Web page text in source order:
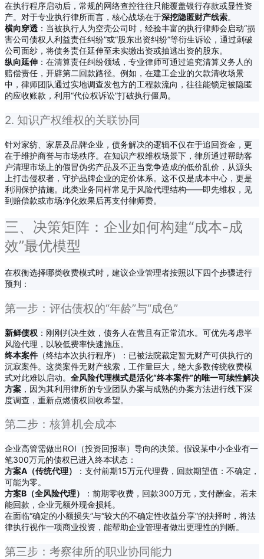
在执行程序启动后，常规的网络查控往往只能覆盖银行存款或显性资
产。对于专业执行律所而言，核心战场在于深挖隐匿财产线索。
横向穿透 ：当被执行人为空壳公司时，经验丰富的执行律师会启动“损
害公司债权人利益责任纠纷”或“股东出资纠纷”等衍生诉讼，通过刺破
公司面纱，将债务责任延伸至未实缴出资或抽逃出资的股东。
纵向延伸 ：在清算责任纠纷领域，专业律师可通过追究清算义务人的
赔偿责任，开辟第二回款路径。例如，在建工企业的欠款清收场景
中，律师团队通过实地调查发包方的工程款流向，往往能锁定被隐匿
的应收账款，利用“代位权诉讼”打破执行僵局。
2. 知识产权维权的关联协同
针对家纺、家居及品牌企业，债务解决的逻辑不仅在于追回资金，更
在于维护商誉与市场秩序。在知识产权维权场景下，律所通过帮助客
户清理市场上的假冒伪劣产品及不正当竞争造成的低价乱价，从源头
上打击侵权者，守护品牌企业的定价体系。这不仅是成本中心，更是
利润保护措施。此类业务同样常见于风险代理结构——即先维权，见
到赔偿款或市场净化效果后再支付律师费。
三、决策矩阵：企业如何构建“成本-成
效”最优模型
在权衡选择哪类收费模式时，建议企业管理者按照以下四个步骤进行
预判：
第一步：评估债权的“年龄”与“成色”
新鲜债权 ：刚刚判决生效，债务人在营且有正常流水。可优先考虑半
风险代理，以较低费率快速施压。
终本案件 （终结本次执行程序）：已被法院裁定暂无财产可供执行的
沉寂案件。这类案件无财产线索，工作量巨大，绝大多数传统收费模
式对此难以启动。 全风险代理模式是活化“终本案件”的唯一可续性解决
方案 ，因为其利用律所的专业团队办案与成熟的办案方法进行线下深
度调查，重新点燃债权回收希望。
第二步：核算机会成本
企业高管需做出ROI（投资回报率）导向的决策。假设某中小企业有一
笔300万元的债权已进入终本状态：
方案A（传统代理）
：支付前期15万元代理费，回款期望值：不确定，
可能为零。
方案B（全风险代理）
：前期零收费，回款300万元，支付酬金。若未
能回款，企业无额外现金损耗。
在面临“确定的小额损失”与“较大的不确定性收益分享”的抉择时，将法
律执行视作一项商业投资，能帮助企业管理者做出更理性的判断。
第三步：考察律所的职业协同能力